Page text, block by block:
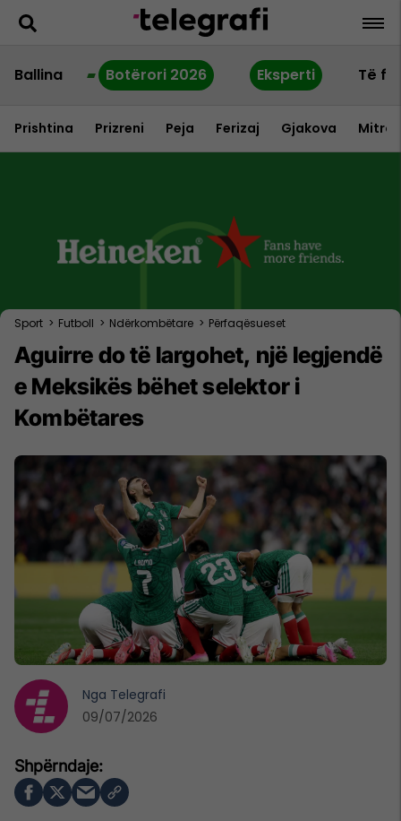
Ballina Botërori 2026 Eksperti Të
Prishtina Prizreni Peja Ferizaj Gjakova
Sport > Futboll > Ndërkombëtare > Përfaqësueset
Aguirre do të largohet, një legjendë
e Meksikës bëhet selektor i
Kombëtares
Nga Telegrafi
09/07/2026